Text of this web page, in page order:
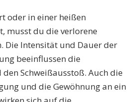
oder in einer heißen
musst du die verlorene
Die Intensität und Dauer der
beeinflussen die
Schweißausstoß. Auch die
und die Gewöhnung an ein